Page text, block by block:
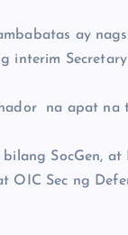
ay
interim
na apat na
SocGen, at
OIC Sec ng